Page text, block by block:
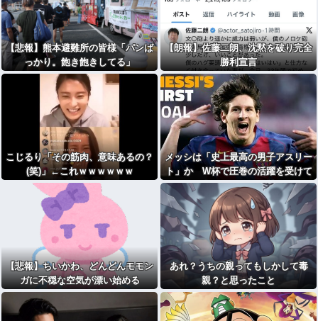
【悲報】熊本避難所の皆様「パンば
っかり。飽き飽きしてる」
【朗報】佐藤二朗、沈黙を破り完全
勝利宣言
こじるり「その筋肉、意味あるの？
(笑)」←これｗｗｗｗｗｗ
メッシは「史上最高の男子アスリー
ト」か W杯で圧巻の活躍を受けて
米メディアが称賛
【悲報】ちいかわ、どんどんモモン
ガに不穏な空気が漂い始める
あれ？うちの親ってもしかして毒
親？と思ったこと